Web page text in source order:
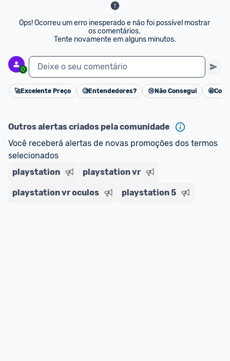
Ops! Ocorreu um erro inesperado e não foi possível mostrar
os comentários.
Tente novamente em alguns minutos.
0 Deixe o seu comentário
Cancelar
🚀Excelente Preço 🧐Entendedores? 😢 Não Consegui 🤩
Outros alertas criados pela comunidade
Você receberá alertas de novas promoções dos termos
selecionados
playstation
playstation vr
playstation vr oculos playstation 5